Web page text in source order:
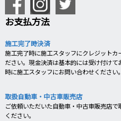
お支払方法
施工完了時決済
施工完了時に施工スタッフにクレジットカ
ださい。現金決済は基本的には受け付け
時に施工スタッフにお問い合わせください。
取扱自動車・中古車販売店
ご依頼いただいた自動車・中古車販売店
ください。